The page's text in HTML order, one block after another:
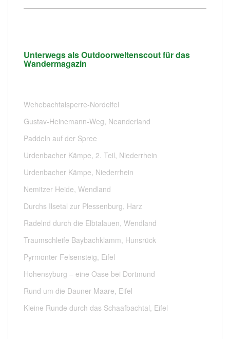
Unterwegs als Outdoorweltenscout für das
Wandermagazin
Wehebachtalsperre-Nordeifel
Gustav-Heinemann-Weg, Neanderland
Paddeln auf der Spree
Urdenbacher Kämpe, 2. Teil, Niederrhein
Urdenbacher Kämpe, Niederrhein
Nemitzer Heide, Wendland
Durchs Ilsetal zur Plessenburg, Harz
Radelnd durch die Elbtalauen, Wendland
Traumschleife Baybachklamm, Hunsrück
Pyrmonter Felsensteig, Eifel
Hohensyburg – eine Oase bei Dortmund
Rund um die Dauner Maare, Eifel
Kleine Runde durch das Schaafbachtal, Eifel